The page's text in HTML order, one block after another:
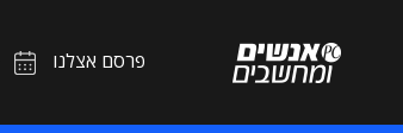
פרסם אצלנו